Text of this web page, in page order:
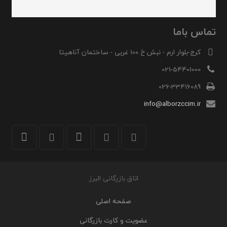
تماس باما
کرج-بلوار ارم - نبش خ 100 غربی - ساختمان آناهیتا
021-54401000
026-33416089
info@alborzccim.ir
اتاق بازرگانی البرز
صفحه اصلی
عضویت و کارت بازرگانی